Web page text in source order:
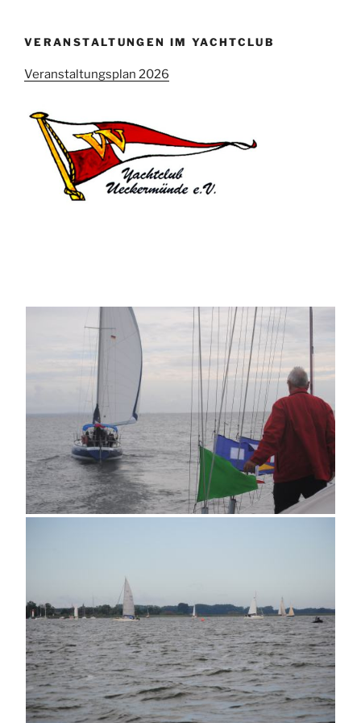
VERANSTALTUNGEN IM YACHTCLUB
Veranstaltungsplan 2026